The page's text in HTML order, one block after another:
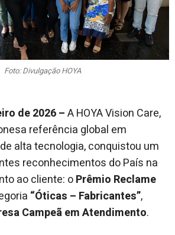
Foto: Divulgação HOYA
de 2026 –A HOYA Vision Care,
referência global em
alta tecnologia, conquistou um
reconhecimentos do País na
ao cliente: oPrêmio Reclame
“Óticas – Fabricantes”,
Campeã em Atendimento.